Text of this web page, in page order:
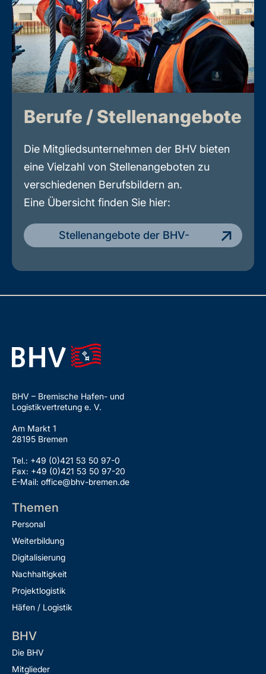
Berufe / Stellenangebote
Die Mitgliedsunternehmen der BHV bieten
eine Vielzahl von Stellenangeboten zu
verschiedenen Berufsbildern an.
Eine Übersicht finden Sie hier:
Stellenangebote der BHV-
BHV – Bremische Hafen- und
Logistikvertretung e. V.
Am Markt 1
28195 Bremen
Tel.: +49 (0)421 53 50 97-0
Fax: +49 (0)421 53 50 97-20
E-Mail: office@bhv-bremen.de
Themen
Personal
Weiterbildung
Digitalisierung
Nachhaltigkeit
Projektlogistik
Häfen / Logistik
BHV
Die BHV
Mitglieder